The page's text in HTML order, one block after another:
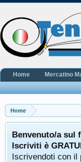
Home
Benvenuto/a sul
Iscriviti è
Iscrivendoti con il
Home Mercatino